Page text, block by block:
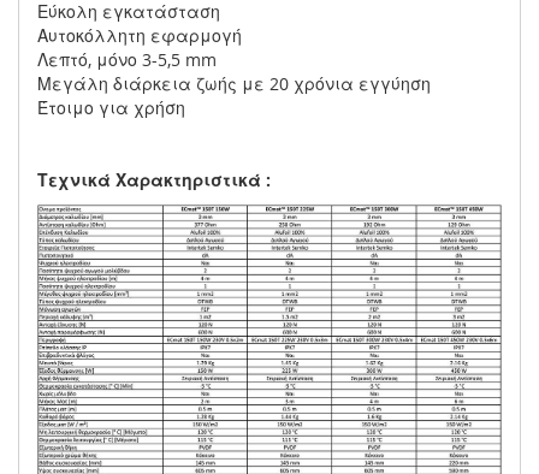
Εύκολη εγκατάσταση
Αυτοκόλλητη εφαρμογή
Λεπτό, μόνο 3-5,5 mm
Μεγάλη διάρκεια ζωής με 20 χρόνια εγγύηση
Έτοιμο για χρήση
Τεχνικά Χαρακτηριστικά :